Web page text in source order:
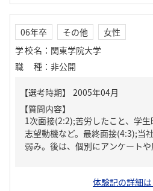
06年卒 その他
女性
学校名 ： 関東学院大学
職種 ： 非公開
【質問内容】
1次面接(2:2);苦労したこと、学生
志望動機など。最終面接(4:3);当
弱み。後は、個別にアンケート
体験記の詳細